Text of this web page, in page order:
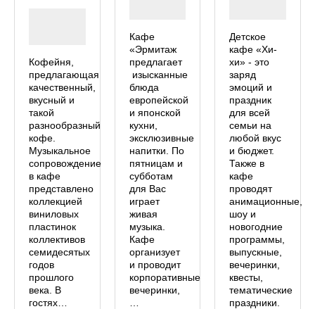
Кофейня,
предлагающая
качественный,
вкусный и
такой
разнообразный
кофе.
Музыкальное
сопровождение
в кафе
представлено
коллекцией
виниловых
пластинок
коллективов
семидесятых
годов
прошлого
века. В
гостях…
Кафе
«Эрмитаж
предлагает
изысканные
блюда
европейской
и японской
кухни,
эксклюзивные
напитки. По
пятницам и
субботам
для Вас
играет
живая
музыка.
Кафе
организует
и проводит
корпоративные
вечеринки,
Детское
кафе «Хи-
хи» - это
заряд
эмоций и
праздник
для всей
семьи на
любой вкус
и бюджет.
Также в
кафе
проводят
анимационные,
шоу и
новогодние
программы,
выпускные,
вечеринки,
квесты,
тематические
праздники.